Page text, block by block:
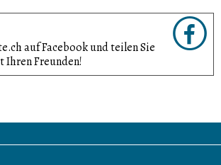
auf Facebook und teilen Sie
Ihren Freunden!